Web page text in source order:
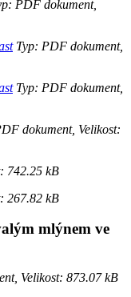
PDF dokument,
Typ: PDF dokument,
Typ: PDF dokument,
dokument, Velikost:
742.25 kB
267.82 kB
mlýnem ve
Velikost: 873.07 kB